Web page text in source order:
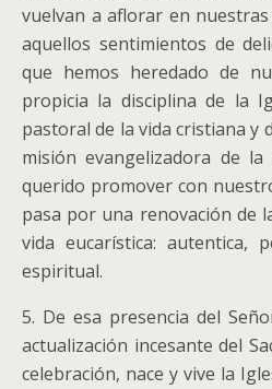
vuelvan a aflorar en
aquellos sentimientos de
que hemos heredado de
propicia la disciplina de la
pastoral de la vida cristiana y
misión evangelizadora de la
querido promover con
pasa por una renovación de
vida eucarística: autentica,
espiritual.
5. De esa presencia del
actualización incesante del
celebración, nace y vive la